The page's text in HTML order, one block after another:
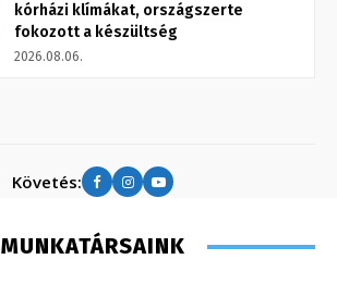
kórházi klímákat, országszerte
fokozott a készültség
2026.08.06.
Követés:
MUNKATÁRSAINK